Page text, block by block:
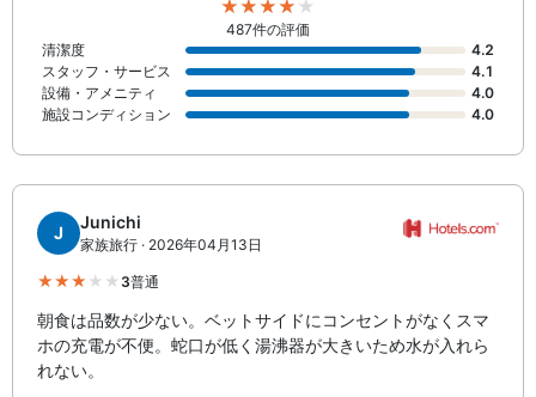
487件の評価
清潔度
4.2
スタッフ・サービス
4.1
設備・アメニティ
4.0
施設コンディション
4.0
J
Junichi
家族旅行 · 2026年04月13日
3普通
朝食は品数が少ない。ベットサイドにコンセントがなくスマ
ホの充電が不便。蛇口が低く湯沸器が大きいため水が入れら
れない。